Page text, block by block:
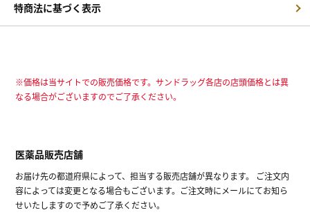
特商法に基づく表示
※価格は当サイトでの販売価格です。サンドラッグ各店の店頭価格とは異
なる場合がございますのでご了承ください。
医薬品販売店舗
お届け先の都道府県によって、担当する販売店舗が異なります。 ご注文内
容によっては変更となる場合もございます。ご注文時にメールにてお知ら
せいたしますので予めご了承ください。